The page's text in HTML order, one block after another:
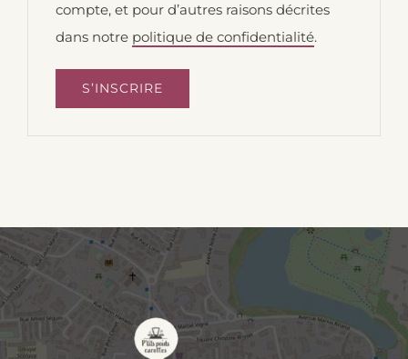
compte, et pour d’autres raisons décrites
dans notre politique de confidentialité.
S’INSCRIRE